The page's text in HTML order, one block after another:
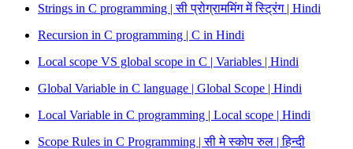
Strings in C programming | सी प्रोग्राममिंग में स्ट्रिंग | Hindi
Recursion in C programming | C in Hindi
Local scope VS global scope in C | Variables | Hindi
Global Variable in C language | Global Scope | Hindi
Local Variable in C programming | Local scope | Hindi
Scope Rules in C Programming | सी मे स्कोप रुल | हिन्दी